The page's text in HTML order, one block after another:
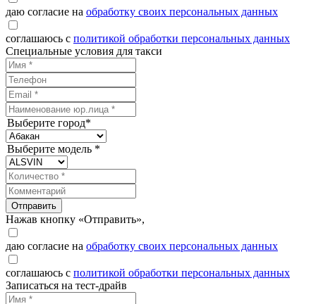
даю согласие на обработку своих персональных данных
соглашаюсь с политикой обработки персональных данных
Специальные условия для такси
Выберите город*
Выберите модель *
Отправить
Нажав кнопку «Отправить»,
даю согласие на обработку своих персональных данных
соглашаюсь с политикой обработки персональных данных
Записаться на тест-драйв